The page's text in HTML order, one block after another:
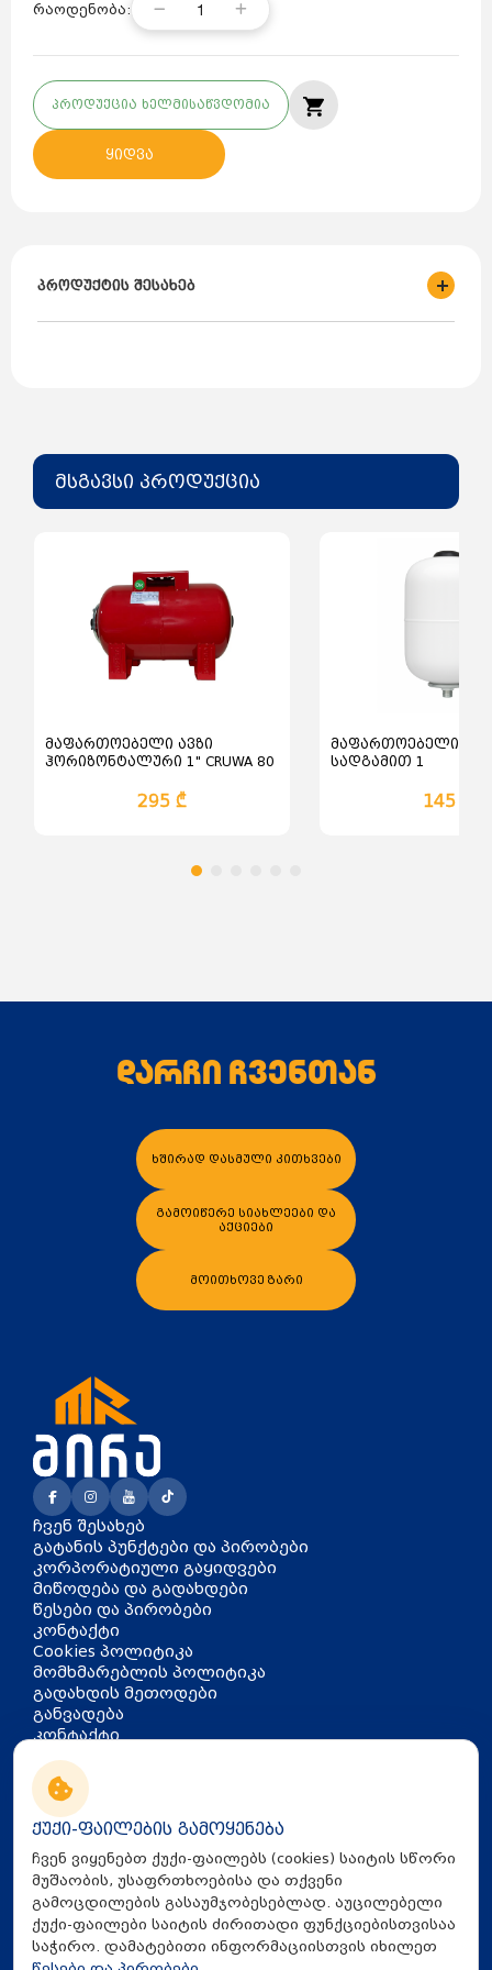
რაოდენობა: 1
პროდუქცია ხელმისაწვდომია
ყიდვა
პროდუქტის შესახებ
ფერი: თეთრი
მსგავსი პროდუქცია
მაფართოებელი ავზი
ჰორიზონტალური 1" CRUWA 80
295 ₾
მაფართოებელი
სადგამით 1
145 ₾
დარჩი ჩვენთან
ხშირად დასმული კითხვები
გამოიწერე სიახლეები და
აქციები
მოითხოვე ზარი
კონტაქტი
თბილისი, აკაკი წერეთლის
გამზირი 126
info@mira.ge
032 235 60 01
ჩვენ შესახებ
გატანის პუნქტები და პირობები
კორპორატიული გაყიდვები
მიწოდება და გადახდები
წესები და პირობები
კონტაქტი
Cookies პოლიტიკა
მომხმარებლის პოლიტიკა
გადახდის მეთოდები
განვადება
ქუქი-ფაილების გამოყენება
ჩვენ ვიყენებთ ქუქი-ფაილებს (cookies) საიტის სწორი
მუშაობის, უსაფრთხოებისა და თქვენი
გამოცდილების გასაუმჯობესებლად. აუცილებელი
ქუქი-ფაილები საიტის ძირითადი ფუნქციებისთვისაა
საჭირო. დამატებითი ინფორმაციისთვის იხილეთ